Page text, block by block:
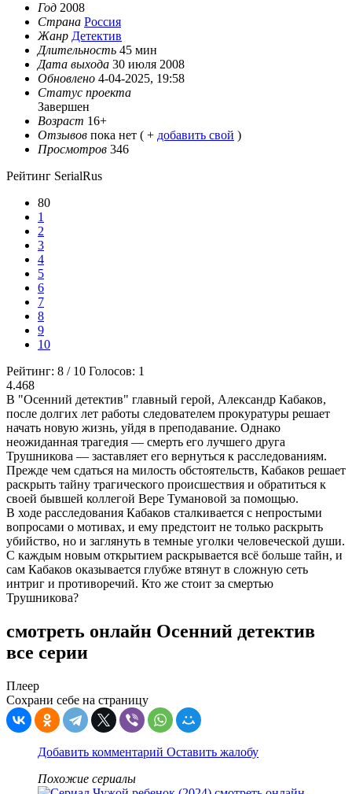
Год 2008
Страна Россия
Жанр Детектив
Длительность 45 мин
Дата выхода 30 июля 2008
Обновлено 4-04-2025, 19:58
Статус проекта
Завершен
Возраст 16+
Отзывов пока нет ( + добавить свой )
Просмотров 346
Рейтинг SerialRus
80
1
2
3
4
5
6
7
8
9
10
Рейтинг: 8 / 10 Голосов: 1
4.468
В "Осенний детектив" главный герой, Александр Кабаков,
после долгих лет работы следователем прокуратуры решает
начать новую жизнь, уйдя в преподавание. Однако
неожиданная трагедия — смерть его лучшего друга
Трушникова — заставляет его вернуться к расследованиям.
Прежде чем сдаться на милость обстоятельств, Кабаков решает
раскрыть тайну трагического происшествия и обратиться к
своей бывшей коллегой Вере Тумановой за помощью.
В ходе расследования Кабаков сталкивается с непростыми
вопросами о мотивах, и ему предстоит не только раскрыть
убийство, но и заглянуть в темные уголки человеческой души.
С каждым новым открытием раскрывается всё больше тайн, и
сам Кабаков оказывается глубже втянут в сложную сеть
интриг и противоречий. Кто же стоит за смертью
Трушникова?
смотреть онлайн Осенний детектив
все серии
Плеер
Сохрани себе на страницу
Добавить комментарий Оставить жалобу
Похожие сериалы